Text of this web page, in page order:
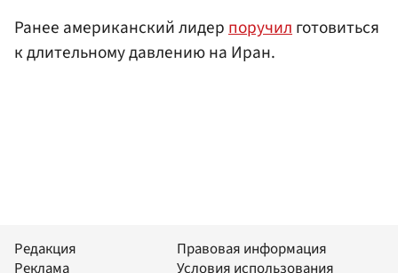
Ранее американский лидерпоручилготовиться
к длительному давлению на Иран.
Редакция
Реклама
Правовая информация
Условия использования